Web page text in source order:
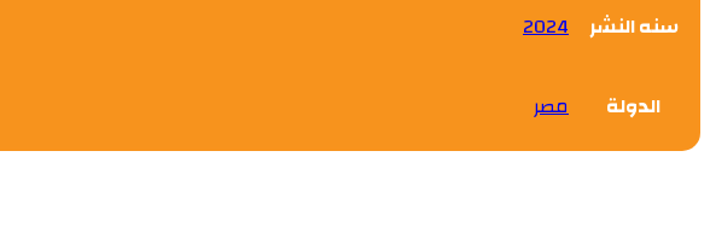
سنه النشر 2024
الدولة مصر